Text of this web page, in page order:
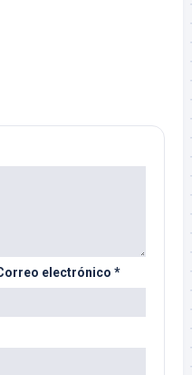
electrónico *